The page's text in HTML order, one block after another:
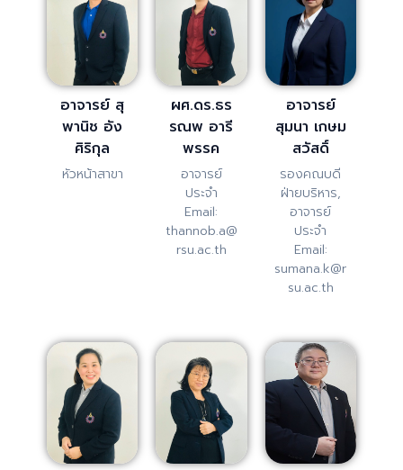
อาจารย์ สุ
พานิช อัง
ศิริกุล
หัวหน้าสาขา
ผศ.ดร.ธร
รณพ อารี
พรรค
อาจารย์
ประจำ
Email:
thannob.a@
rsu.ac.th
อาจารย์
สุมนา เกษม
สวัสดิ์
รองคณบดี
ฝ่ายบริหาร,
อาจารย์
ประจำ
Email:
sumana.k@r
su.ac.th